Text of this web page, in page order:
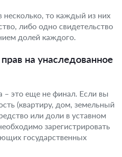
несколько, то каждый из них
либо одно свидетельство
долей каждого.
на унаследованное
– это еще не финал. Если вы
(квартиру, дом, земельный
или доли в уставном
зарегистрировать
государственных